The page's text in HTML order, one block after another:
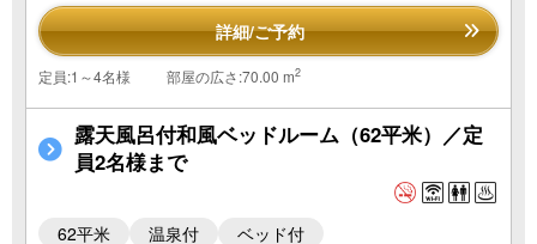
詳細/ご予約
定員:1～4名様 部屋の広さ:70.00 m2
露天風呂付和風ベッドルーム（62平米）／定
員2名様まで
62平米 温泉付 ベッド付